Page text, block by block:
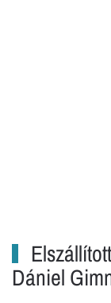
Dániel